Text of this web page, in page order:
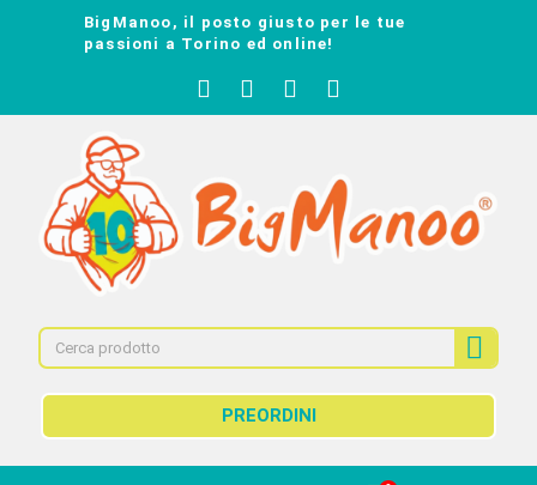
BigManoo, il posto giusto per le tue
passioni a Torino ed online!
PREORDINI